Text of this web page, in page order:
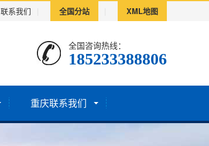
联系我们 全国分站 XML地图
全国咨询热线：
185233388806
重庆联系我们